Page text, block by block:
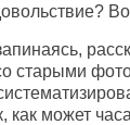
старыми
как может